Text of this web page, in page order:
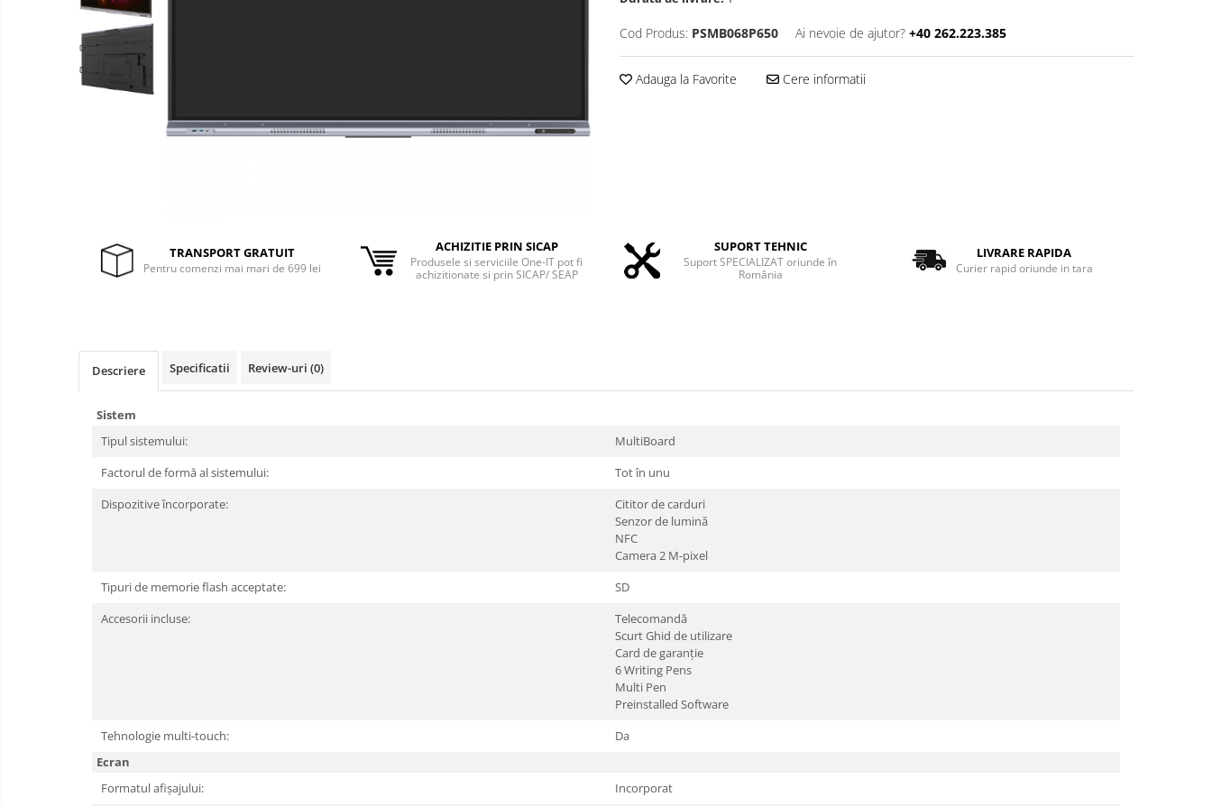
Smartphone IPhone
Sisteme Desktop & Monitoare
Scaune Gaming
Tastaturi Gaming
Aplicatii SaaS
Sisteme
Cod Produs: PSMB068P650 Ai nevoie de ajutor? +40 262.223.385
Adauga la Favorite Cere informatii
TRANSPORT GRATUIT
Pentru comenzi mai mari de 699 lei
ACHIZITIE PRIN SICAP
Produsele si serviciile One-IT pot fi
achizitionate si prin SICAP/ SEAP
SUPORT TEHNIC
Suport SPECIALIZAT oriunde în
România
LIVRARE RAPIDA
Curier rapid oriunde in tara
Descriere Specificatii Review-uri (0)
Sistem
Tipul sistemului:
MultiBoard
Factorul de formă al sistemului:
Tot în unu
Dispozitive încorporate:
Cititor de carduri
Senzor de lumină
NFC
Camera 2 M-pixel
Tipuri de memorie flash acceptate:
SD
Accesorii incluse:
Telecomandă
Scurt Ghid de utilizare
Card de garanție
6 Writing Pens
Multi Pen
Preinstalled Software
Tehnologie multi-touch:
Da
Ecran
Formatul afișajului:
Incorporat